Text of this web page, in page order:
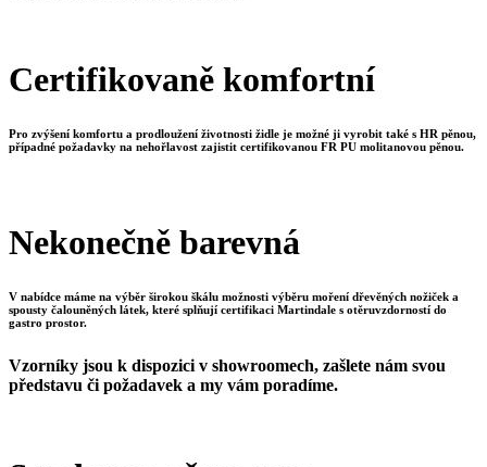
Certifikovaně komfortní
Pro zvýšení komfortu a prodloužení životnosti židle je možné ji vyrobit také s HR pěnou,
případné požadavky na nehořlavost zajistit certifikovanou FR PU molitanovou pěnou.
Nekonečně barevná
V nabídce máme na výběr širokou škálu možnosti výběru moření dřevěných nožiček a
spousty čalouněných látek, které splňují certifikaci Martindale s otěruvzdorností do
gastro prostor.
Vzorníky jsou k dispozici v showroomech, zašlete nám svou
představu či požadavek a my vám poradíme.